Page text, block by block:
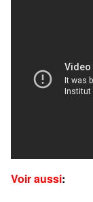
Voir aussi: